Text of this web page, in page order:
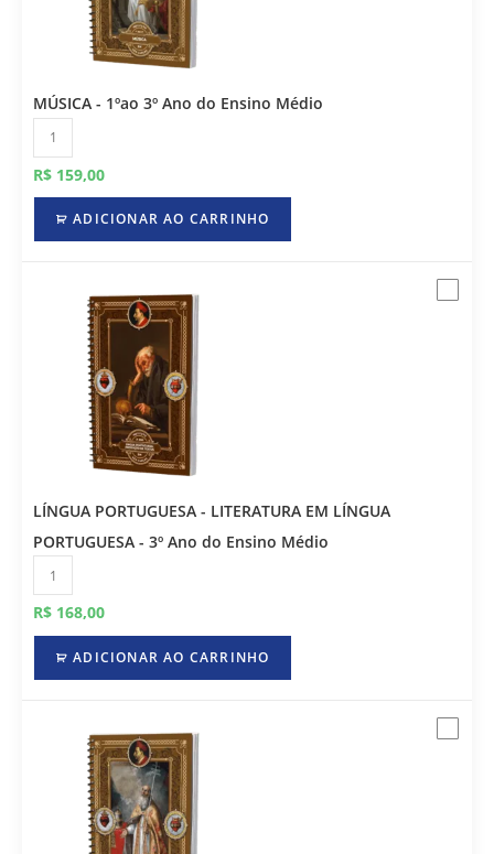
MÚSICA - 1ºao 3º Ano do Ensino Médio
R$ 159,00
ADICIONAR AO CARRINHO
LÍNGUA PORTUGUESA - LITERATURA EM LÍNGUA
PORTUGUESA - 3º Ano do Ensino Médio
R$ 168,00
ADICIONAR AO CARRINHO